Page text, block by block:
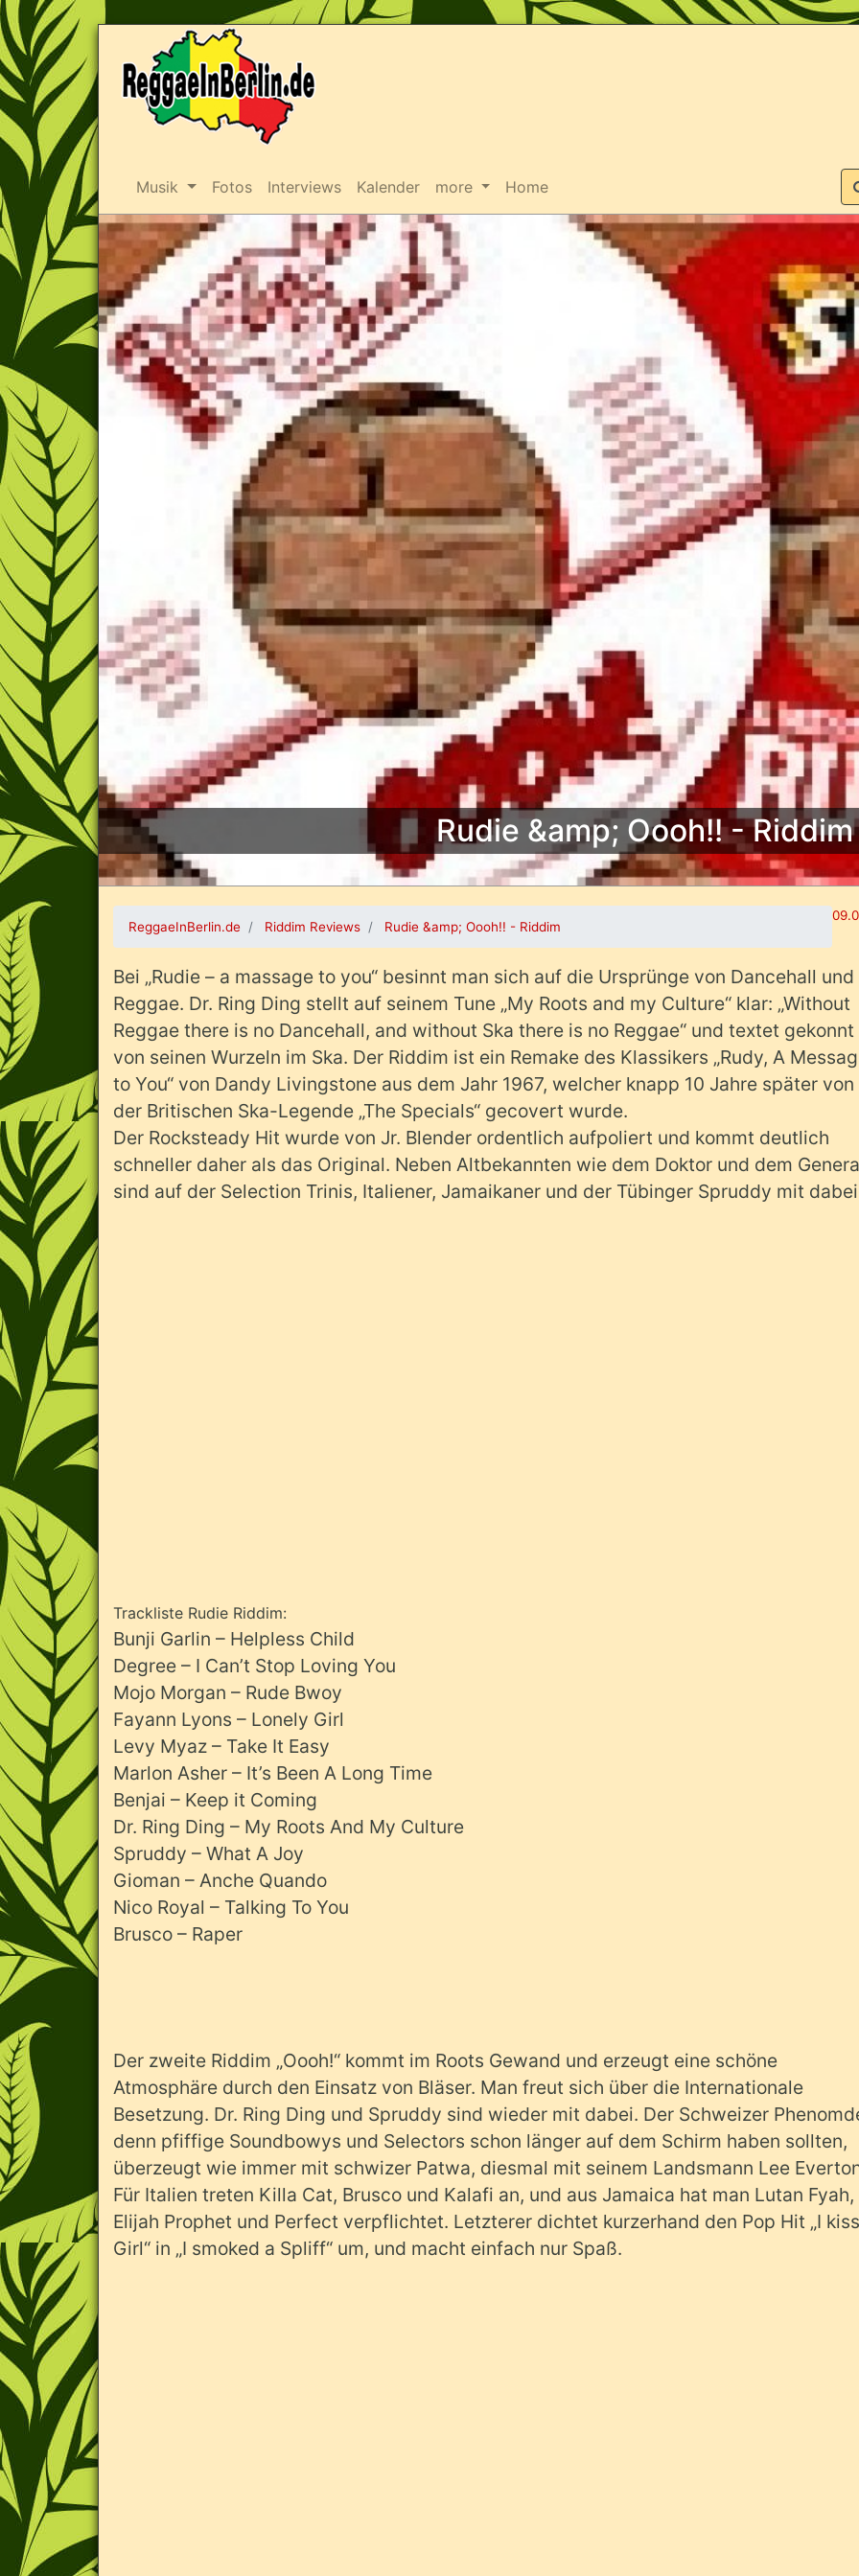
Musik Fotos Interviews Kalender more Home
Rudie &amp; Oooh!! - Riddim
ReggaeInBerlin.de Riddim Reviews Rudie &amp; Oooh!! - Riddim
Bei „Rudie – a massage to you“ besinnt man sich auf die Ursprünge von Dancehall und
Reggae. Dr. Ring Ding stellt auf seinem Tune „My Roots and my Culture“ klar: „Without
Reggae there is no Dancehall, and without Ska there is no Reggae“ und textet gekonnt
von seinen Wurzeln im Ska. Der Riddim ist ein Remake des Klassikers „Rudy, A
to You“ von Dandy Livingstone aus dem Jahr 1967, welcher knapp 10 Jahre später von
der Britischen Ska-Legende „The Specials“ gecovert wurde.
Der Rocksteady Hit wurde von Jr. Blender ordentlich aufpoliert und kommt deutlich
schneller daher als das Original. Neben Altbekannten wie dem Doktor und dem
sind auf der Selection Trinis, Italiener, Jamaikaner und der Tübinger Spruddy mit
Trackliste Rudie Riddim:
Bunji Garlin – Helpless Child
Degree – I Can’t Stop Loving You
Mojo Morgan – Rude Bwoy
Fayann Lyons – Lonely Girl
Levy Myaz – Take It Easy
Marlon Asher – It’s Been A Long Time
Benjai – Keep it Coming
Dr. Ring Ding – My Roots And My Culture
Spruddy – What A Joy
Gioman – Anche Quando
Nico Royal – Talking To You
Brusco – Raper
Der zweite Riddim „Oooh!“ kommt im Roots Gewand und erzeugt eine schöne
Atmosphäre durch den Einsatz von Bläser. Man freut sich über die Internationale
Besetzung. Dr. Ring Ding und Spruddy sind wieder mit dabei. Der Schweizer
denn pfiffige Soundbowys und Selectors schon länger auf dem Schirm haben sollten,
überzeugt wie immer mit schwizer Patwa, diesmal mit seinem Landsmann Lee
Für Italien treten Killa Cat, Brusco und Kalafi an, und aus Jamaica hat man Lutan Fyah,
Elijah Prophet und Perfect verpflichtet. Letzterer dichtet kurzerhand den Pop Hit „I
Girl“ in „I smoked a Spliff“ um, und macht einfach nur Spaß.